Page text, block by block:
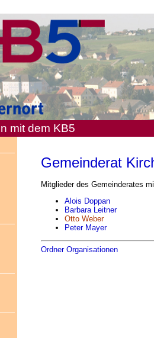
mit dem KB5
Gemeinderat
Mitglieder des Gemeinderates
Alois Doppan
Barbara Leitner
Otto Weber
Peter Mayer
Ordner Organisationen